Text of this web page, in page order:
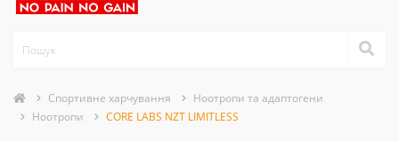
Спортивне харчування
Ноотропи та адаптогени
Ноотропи
CORE LABS NZT LIMITLESS